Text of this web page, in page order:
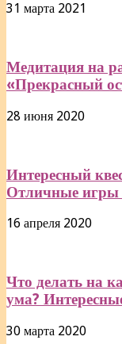
31 марта 2021
Медитация на
«Прекрасный
28 июня 2020
Интересный
Отличные игры
16 апреля 2020
Что делать на
ума?
30 марта 2020